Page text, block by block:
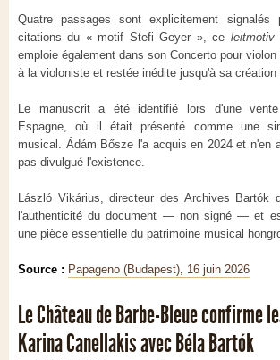
Quatre passages sont explicitement signalés
citations du « motif Stefi Geyer », ce leitmotiv
emploie également dans son Concerto pour violon
à la violoniste et restée inédite jusqu'à sa création
Le manuscrit a été identifié lors d'une
Espagne, où il était présenté comme une
musical. Ádám Bősze l'a acquis en 2024 et n'en
pas divulgué l'existence.
László Vikárius, directeur des Archives Bartók
l'authenticité du document — non signé — et
une pièce essentielle du patrimoine musical
Source : Papageno (Budapest), 16 juin 2026
Le Château de Barbe-Bleue confirme
Karina Canellakis avec Béla Bartók